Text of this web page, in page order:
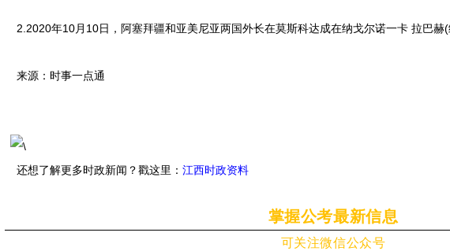
2.2020年10月10日，阿塞拜疆和亚美尼亚两国外长在莫斯科达成在纳戈尔诺一卡 拉巴赫(
来源：时事一点通
还想了解更多时政新闻？戳这里： 江西时政资料
掌握公考最新信息
可关注微信公众号